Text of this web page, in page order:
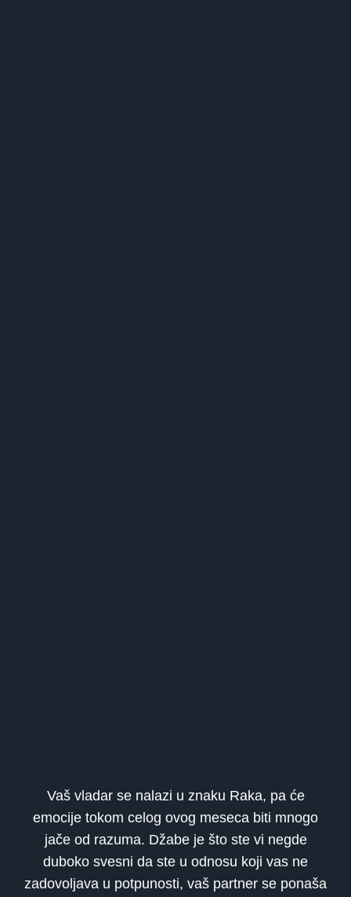
Vaš vladar se nalazi u znaku Raka, pa će
emocije tokom celog ovog meseca biti mnogo
jače od razuma. Džabe je što ste vi negde
duboko svesni da ste u odnosu koji vas ne
zadovoljava u potpunosti, vaš partner se ponaša